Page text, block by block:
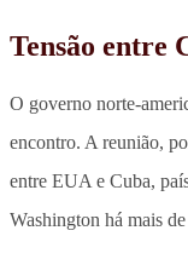
Tensão entre
O governo norte-
encontro. A reunião,
entre EUA e Cuba,
Washington há mais